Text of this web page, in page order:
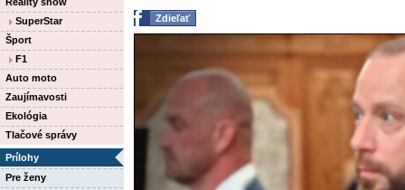
SuperStar
Šport
F1
Auto moto
Zaujímavosti
Ekológia
Tlačové správy
Prílohy
Pre ženy
Zdieľať